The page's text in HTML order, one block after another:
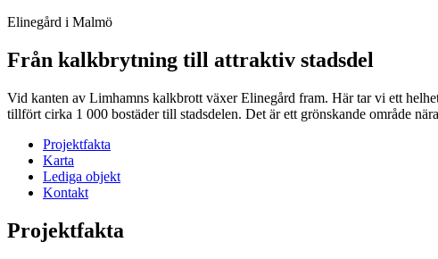
Elinegård i Malmö
Från kalkbrytning till attraktiv stadsdel
Vid kanten av Limhamns kalkbrott växer Elinegård fram. Här tar vi ett
tillfört cirka 1 000 bostäder till stadsdelen. Det är ett grönskande område
Projektfakta
Karta
Lediga objekt
Kontakt
Projektfakta